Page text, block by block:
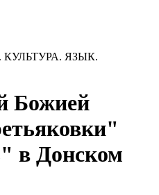
КУЛЬТУРА. ЯЗЫК.
Божией
в Донском